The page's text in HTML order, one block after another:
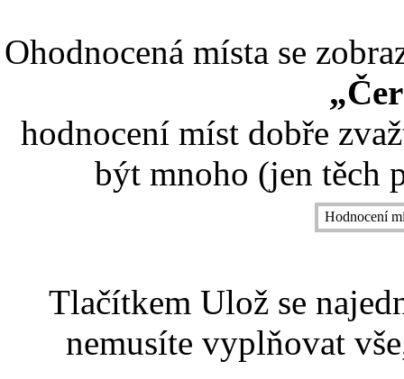
Ohodnocená místa se
hodnocení míst dobře
být mnoho (jen těch
Hodnocení
Tlačítkem Ulož se
nemusíte vyplňovat